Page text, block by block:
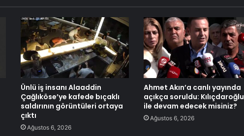
Ünlü iş insanı Alaaddin
Çağlıköse’ye kafede bıçaklı
saldırının görüntüleri ortaya
çıktı
Ağustos 6, 2026
Ahmet Akın’a canlı yayında
açıkça soruldu: Kılıçdaroğlu
ile devam edecek misiniz?
Ağustos 6, 2026